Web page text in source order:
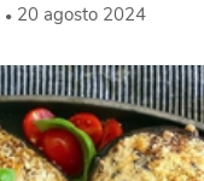
20 agosto 2024